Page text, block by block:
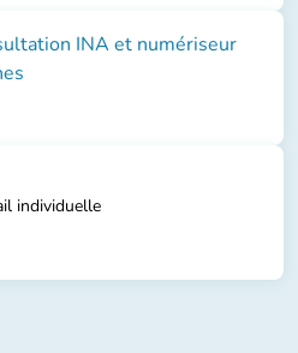
INA et numériseur
individuelle